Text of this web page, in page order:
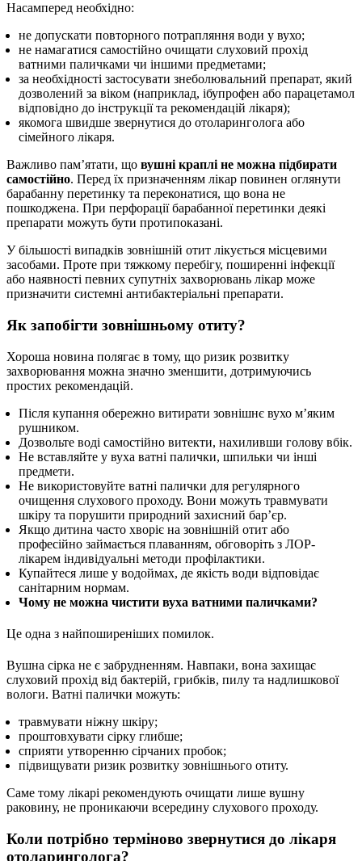
Насамперед необхідно:
не допускати повторного потрапляння води у вухо;
не намагатися самостійно очищати слуховий прохід
ватними паличками чи іншими предметами;
за необхідності застосувати знеболювальний препарат, який
дозволений за віком (наприклад, ібупрофен або парацетамол
відповідно до інструкції та рекомендацій лікаря);
якомога швидше звернутися до отоларинголога або
сімейного лікаря.
Важливо пам’ятати, що вушні краплі не можна підбирати
самостійно. Перед їх призначенням лікар повинен оглянути
барабанну перетинку та переконатися, що вона не
пошкоджена. При перфорації барабанної перетинки деякі
препарати можуть бути протипоказані.
У більшості випадків зовнішній отит лікується місцевими
засобами. Проте при тяжкому перебігу, поширенні інфекції
або наявності певних супутніх захворювань лікар може
призначити системні антибактеріальні препарати.
Як запобігти зовнішньому отиту?
Хороша новина полягає в тому, що ризик розвитку
захворювання можна значно зменшити, дотримуючись
простих рекомендацій.
Після купання обережно витирати зовнішнє вухо м’яким
рушником.
Дозвольте воді самостійно витекти, нахиливши голову вбік.
Не вставляйте у вуха ватні палички, шпильки чи інші
предмети.
Не використовуйте ватні палички для регулярного
очищення слухового проходу. Вони можуть травмувати
шкіру та порушити природний захисний бар’єр.
Якщо дитина часто хворіє на зовнішній отит або
професійно займається плаванням, обговоріть з ЛОР-
лікарем індивідуальні методи профілактики.
Купайтеся лише у водоймах, де якість води відповідає
санітарним нормам.
Чому не можна чистити вуха ватними паличками?
Це одна з найпоширеніших помилок.
Вушна сірка не є забрудненням. Навпаки, вона захищає
слуховий прохід від бактерій, грибків, пилу та надлишкової
вологи. Ватні палички можуть:
травмувати ніжну шкіру;
проштовхувати сірку глибше;
сприяти утворенню сірчаних пробок;
підвищувати ризик розвитку зовнішнього отиту.
Саме тому лікарі рекомендують очищати лише вушну
раковину, не проникаючи всередину слухового проходу.
Коли потрібно терміново звернутися до лікаря
отоларинголога?